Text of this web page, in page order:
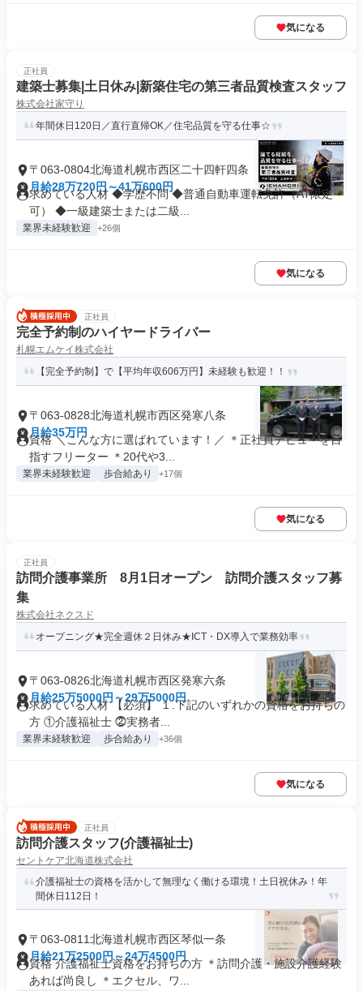
気になる
正社員
建築士募集|土日休み|新築住宅の第三者品質検査スタッフ
株式会社家守り
年間休日120日／直行直帰OK／住宅品質を守る仕事☆
〒063-0804北海道札幌市西区二十四軒四条
月給28万720円～41万600円
求めている人材 ◆学歴不問 ◆普通自動車運転免許（AT限定
可） ◆一級建築士または二級...
業界未経験歓迎 +26個
気になる
正社員
完全予約制のハイヤードライバー
札幌エムケイ株式会社
【完全予約制】で【平均年収606万円】未経験も歓迎！！
〒063-0828北海道札幌市西区発寒八条
月給35万円
資格 ＼こんな方に選ばれています！／ ＊正社員デビューを目
指すフリーター ＊20代や3...
業界未経験歓迎 歩合給あり +17個
気になる
正社員
訪問介護事業所 8月1日オープン 訪問介護スタッフ募
集
株式会社ネクスド
オープニング★完全週休２日休み★ICT・DX導入で業務効率
〒063-0826北海道札幌市西区発寒六条
月給25万5000円～29万5000円
求めている人材 【必須】 １.下記のいずれかの資格をお持ちの
方 ①介護福祉士 ⓶実務者...
業界未経験歓迎 歩合給あり +36個
気になる
正社員
訪問介護スタッフ(介護福祉士)
セントケア北海道株式会社
介護福祉士の資格を活かして無理なく働ける環境！土日祝休み！年
間休日112日！
〒063-0811北海道札幌市西区琴似一条
月給21万2500円～24万4500円
資格 介護福祉士資格をお持ちの方 ＊訪問介護・施設介護経験
あれば尚良し ＊エクセル、ワ...